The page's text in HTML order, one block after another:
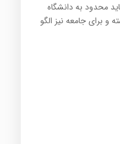
محدود به دانشگاه
و برای جامعه نیز الگو